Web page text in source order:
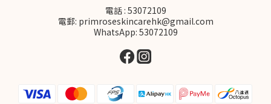
電話 : 53072109
電郵: primroseskincarehk@gmail.com
WhatsApp: 53072109